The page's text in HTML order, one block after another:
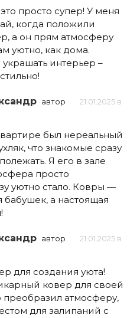
просто супер! У меня
когда положили
а он прям атмосферу
уютно, как дома.
интерьер –
автор
21.01.2025 в
был нереальный
что знакомые сразу
Я его в зале
просто
уютно стало. Ковры —
бабушек, а настоящая
автор
21.01.2025 в
для создания уюта!
ковер для своей
атмосферу,
для залипаний с